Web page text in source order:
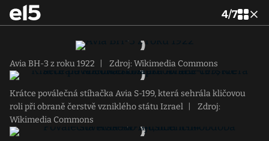
4/7
Avia BH-3 z roku 1922 Zdroj: Wikimedia Commons
Krátce poválečná stíhačka Avia S-199, která sehrála kličovou
roli při obraně čerstvě vzniklého státu Izrael
Zdroj:
Wikimedia Commons